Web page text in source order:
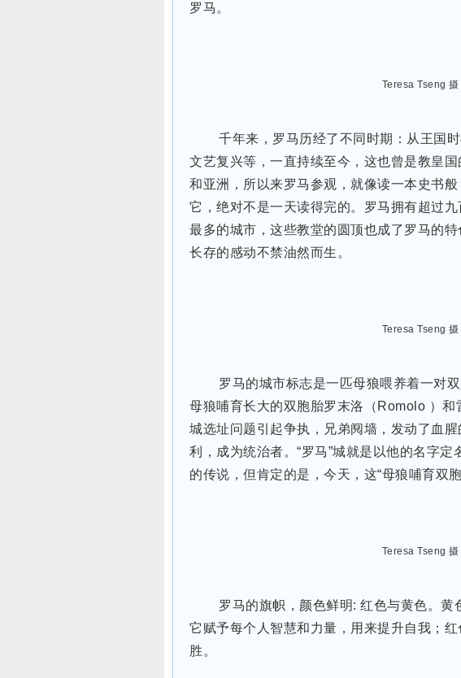
罗马。
Teresa Tseng 摄
千年来，罗马历经了不同时期：从王国
文艺复兴等，一直持续至今，这也曾是教皇
和亚洲，所以来罗马参观，就像读一本史书
它，绝对不是一天读得完的。罗马拥有超过
最多的城市，这些教堂的圆顶也成了罗马的
长存的感动不禁油然而生。
Teresa Tseng 摄
罗马的城市标志是一匹母狼喂养着一对
母狼哺育长大的双胞胎罗末洛（Romolo ）
城选址问题引起争执，兄弟阋墙，发动了血
利，成为统治者。“罗马”城就是以他的名字
的传说，但肯定的是，今天，这“母狼哺育双
Teresa Tseng 摄
罗马的旗帜，颜色鲜明: 红色与黄色。黄
它赋予每个人智慧和力量，用来提升自我；
胜。